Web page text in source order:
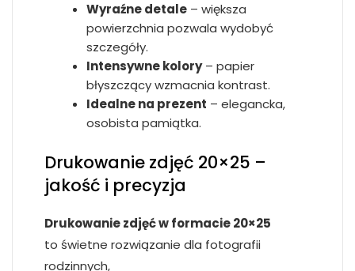
Wyraźne detale – większa
powierzchnia pozwala wydobyć
szczegóły.
Intensywne kolory– papier
błyszczący wzmacnia kontrast.
Idealne na prezent – elegancka,
osobista pamiątka.
Drukowanie zdjęć 20×25 –
jakość i precyzja
Drukowanie zdjęć w formacie 20×25
to świetne rozwiązanie dla fotografii
rodzinnych,